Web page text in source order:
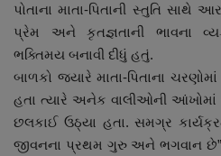
સ્વાસ્થ્ય
પોતાના માતા-પિતાની સ્તુતિ સાથે
પ્રેમ અને કૃતજ્ઞતાની ભાવના
ભક્તિમય બનાવી દીધું હતું.
બાળકો જ્યારે માતા-પિતાના
હતા ત્યારે અનેક વાલીઓની
છલકાઈ ઉઠ્યા હતા. સમગ્ર
જીવનના પ્રથમ ગુરુ અને ભગવાન છે”